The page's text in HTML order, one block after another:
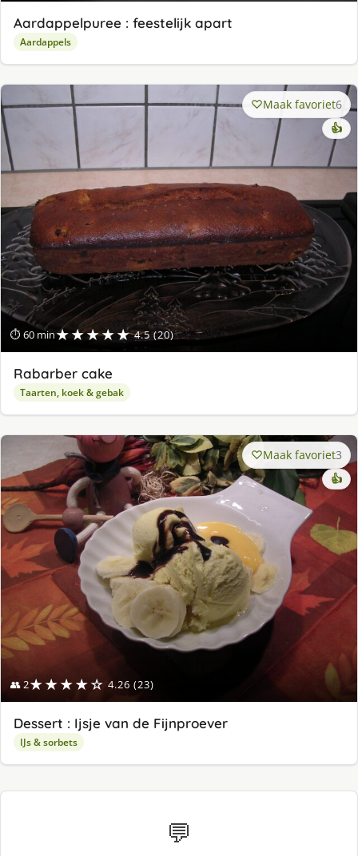
Aardappelpuree : feestelijk apart
Aardappels
⏱ 60 min★★★★★ 4.5 (20)
Maak favoriet6
👍
Rabarber cake
Taarten, koek & gebak
👥 2★★★★☆ 4.26 (23)
Maak favoriet3
👍
Dessert : Ijsje van de Fijnproever
IJs & sorbets
💬